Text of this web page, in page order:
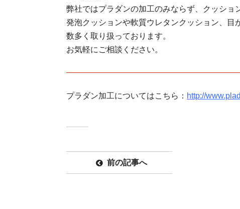
弊社ではプラダンの加工のみならず、クッショ
発泡クッションや軟質ウレタンクッション、目
数多く取り扱っております。
お気軽にご相談ください。
プラダン加工についてはこちら： http://
前の記事へ